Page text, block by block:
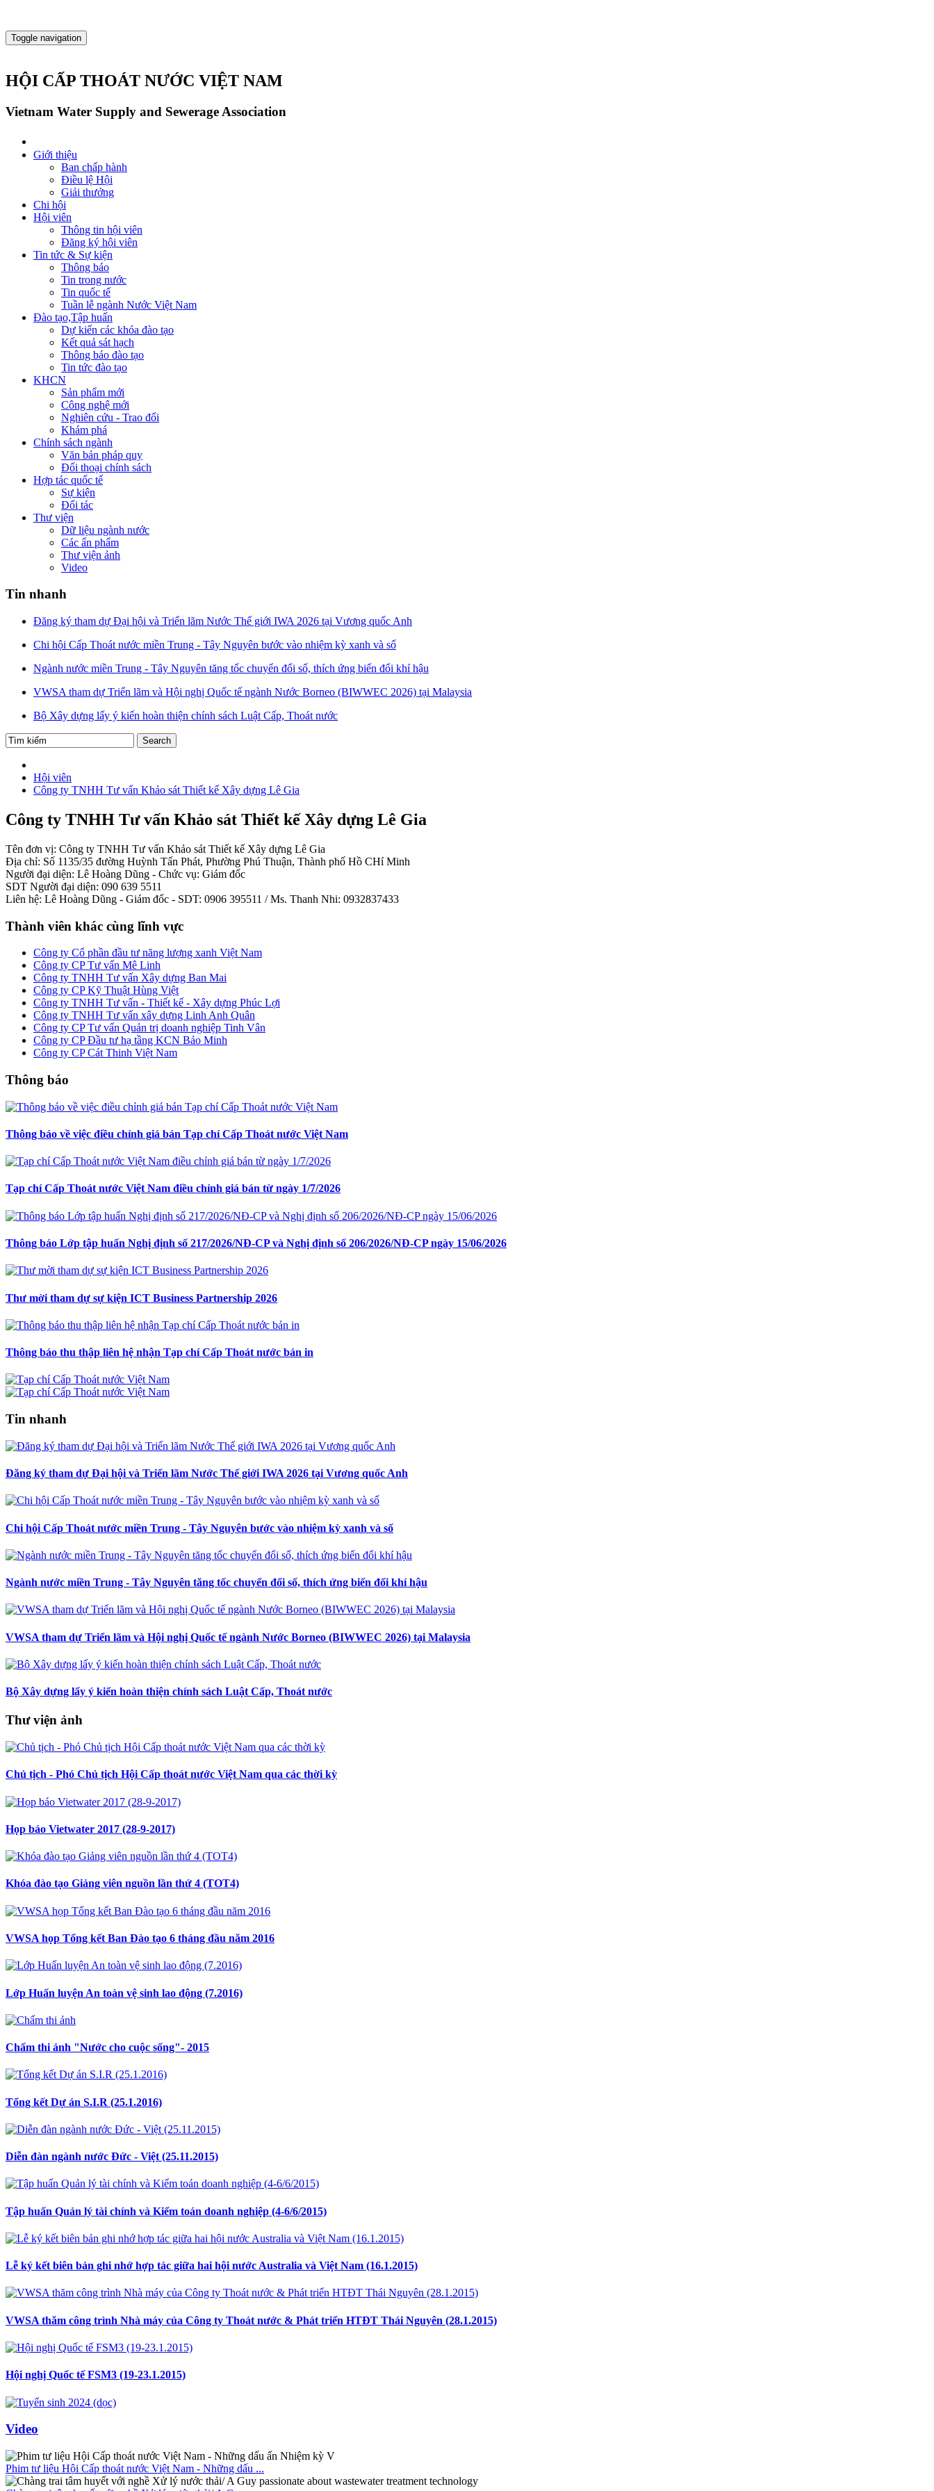
Toggle navigation
HỘI CẤP THOÁT NƯỚC VIỆT NAM
Vietnam Water Supply and Sewerage Association
Giới thiệu
Ban chấp hành
Điều lệ Hội
Giải thưởng
Chi hội
Hội viên
Thông tin hội viên
Đăng ký hội viên
Tin tức & Sự kiện
Thông báo
Tin trong nước
Tin quốc tế
Tuần lễ ngành Nước Việt Nam
Đào tạo,Tập huấn
Dự kiến các khóa đào tạo
Kết quả sát hạch
Thông báo đào tạo
Tin tức đào tạo
KHCN
Sản phẩm mới
Công nghệ mới
Nghiên cứu - Trao đổi
Khám phá
Chính sách ngành
Văn bản pháp quy
Đối thoại chính sách
Hợp tác quốc tế
Sự kiện
Đối tác
Thư viện
Dữ liệu ngành nước
Các ấn phẩm
Thư viện ảnh
Video
Tin nhanh
Đăng ký tham dự Đại hội và Triển lãm Nước Thế giới IWA 2026 tại Vương quốc Anh
Chi hội Cấp Thoát nước miền Trung - Tây Nguyên bước vào nhiệm kỳ xanh và số
Ngành nước miền Trung - Tây Nguyên tăng tốc chuyển đổi số, thích ứng biến đổi khí hậu
VWSA tham dự Triển lãm và Hội nghị Quốc tế ngành Nước Borneo (BIWWEC 2026) tại Malaysia
Bộ Xây dựng lấy ý kiến hoàn thiện chính sách Luật Cấp, Thoát nước
Hội viên
Công ty TNHH Tư vấn Khảo sát Thiết kế Xây dựng Lê Gia
Công ty TNHH Tư vấn Khảo sát Thiết kế Xây dựng Lê Gia
Tên đơn vị: Công ty TNHH Tư vấn Khảo sát Thiết kế Xây dựng Lê Gia
Địa chỉ: Số 1135/35 đường Huỳnh Tấn Phát, Phường Phú Thuận, Thành phố Hồ CHí Minh
Người đại diện: Lê Hoàng Dũng - Chức vụ: Giám đốc
SDT Người đại diện: 090 639 5511
Liên hệ: Lê Hoàng Dũng - Giám đốc - SDT: 0906 395511 / Ms. Thanh Nhi: 0932837433
Thành viên khác cùng lĩnh vực
Công ty Cổ phần đầu tư năng lượng xanh Việt Nam
Công ty CP Tư vấn Mê Linh
Công ty TNHH Tư vấn Xây dựng Ban Mai
Công ty CP Kỹ Thuật Hùng Việt
Công ty TNHH Tư vấn - Thiết kế - Xây dựng Phúc Lợi
Công ty TNHH Tư vấn xây dựng Linh Anh Quân
Công ty CP Tư vấn Quản trị doanh nghiệp Tinh Vân
Công ty CP Đầu tư hạ tầng KCN Bảo Minh
Công ty CP Cát Thinh Việt Nam
Thông báo
Thông báo về việc điều chỉnh giá bán Tạp chí Cấp Thoát nước Việt Nam
Tạp chí Cấp Thoát nước Việt Nam điều chỉnh giá bán từ ngày 1/7/2026
Thông báo Lớp tập huấn Nghị định số 217/2026/NĐ-CP và Nghị định số 206/2026/NĐ-CP ngày 15/06/2026
Thư mời tham dự sự kiện ICT Business Partnership 2026
Thông báo thu thập liên hệ nhận Tạp chí Cấp Thoát nước bản in
Tin nhanh
Đăng ký tham dự Đại hội và Triển lãm Nước Thế giới IWA 2026 tại Vương quốc Anh
Chi hội Cấp Thoát nước miền Trung - Tây Nguyên bước vào nhiệm kỳ xanh và số
Ngành nước miền Trung - Tây Nguyên tăng tốc chuyển đổi số, thích ứng biến đổi khí hậu
VWSA tham dự Triển lãm và Hội nghị Quốc tế ngành Nước Borneo (BIWWEC 2026) tại Malaysia
Bộ Xây dựng lấy ý kiến hoàn thiện chính sách Luật Cấp, Thoát nước
Thư viện ảnh
Chủ tịch - Phó Chủ tịch Hội Cấp thoát nước Việt Nam qua các thời kỳ
Họp báo Vietwater 2017 (28-9-2017)
Khóa đào tạo Giảng viên nguồn lần thứ 4 (TOT4)
VWSA họp Tổng kết Ban Đào tạo 6 tháng đầu năm 2016
Lớp Huấn luyện An toàn vệ sinh lao động (7.2016)
Chấm thi ảnh "Nước cho cuộc sống"- 2015
Tổng kết Dự án S.I.R (25.1.2016)
Diễn đàn ngành nước Đức - Việt (25.11.2015)
Tập huấn Quản lý tài chính và Kiểm toán doanh nghiệp (4-6/6/2015)
Lễ ký kết biên bản ghi nhớ hợp tác giữa hai hội nước Australia và Việt Nam (16.1.2015)
VWSA thăm công trình Nhà máy của Công ty Thoát nước & Phát triển HTĐT Thái Nguyên (28.1.2015)
Hội nghị Quốc tế FSM3 (19-23.1.2015)
Video
Phim tư liệu Hội Cấp thoát nước Việt Nam - Những dấu ...